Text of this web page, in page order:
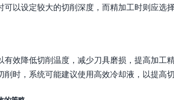
可以设定较大的切削深度，而精加工时则应选
有效降低切削温度，减少刀具磨损，提高加工
时，系统可能建议使用高效冷却液，以提高切